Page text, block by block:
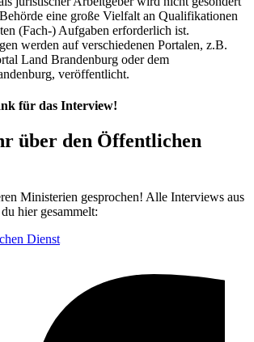
eine große Vielfalt an Qualifikationen
(Fach-) Aufgaben erforderlich ist.
werden auf verschiedenen Portalen, z.B.
Land Brandenburg oder dem
veröffentlicht.
für das Interview!
über den Öffentlichen
Ministerien gesprochen! Alle Interviews aus
hier gesammelt:
Dienst